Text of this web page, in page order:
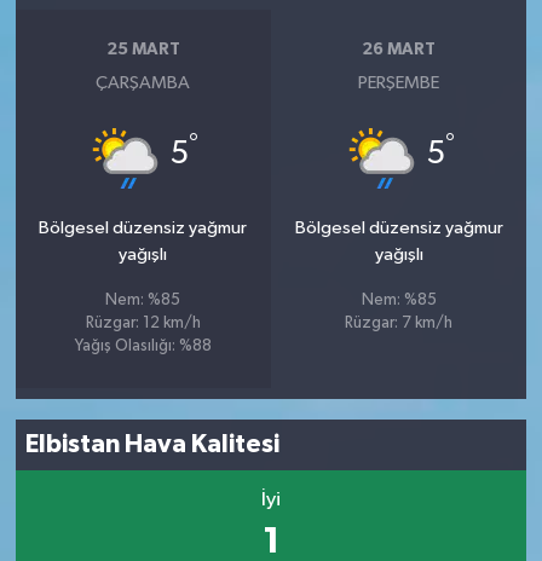
25 MART
ÇARŞAMBA
5°
Bölgesel düzensiz yağmur
yağışlı
Nem: %85
Rüzgar: 12 km/h
Yağış Olasılığı: %88
26 MART
PERŞEMBE
5°
Bölgesel düzensiz yağmur
yağışlı
Nem: %85
Rüzgar: 7 km/h
Elbistan Hava Kalitesi
İyi
1